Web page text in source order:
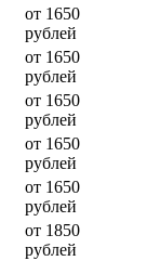
от 1650
рублей
от 1650
рублей
от 1650
рублей
от 1650
рублей
от 1650
рублей
от 1850
рублей